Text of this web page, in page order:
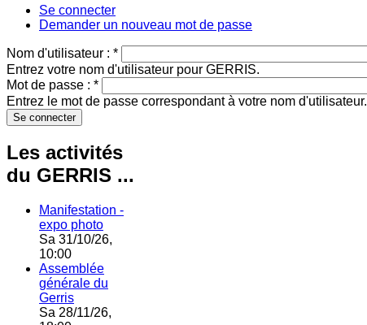
Se connecter
Demander un nouveau mot de passe
Nom d'utilisateur : *
Entrez votre nom d'utilisateur pour GERRIS.
Mot de passe : *
Entrez le mot de passe correspondant à votre nom d'utilisateur.
Les activités
du GERRIS ...
Manifestation -
expo photo
Sa 31/10/26,
10:00
Assemblée
générale du
Gerris
Sa 28/11/26,